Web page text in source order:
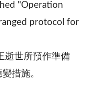
"Operation
protocol for
逝世所預作準備
措施。